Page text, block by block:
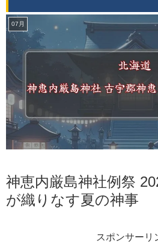
07月
神恵内厳島神社例祭
が織りなす夏の神事
スポンサーリ